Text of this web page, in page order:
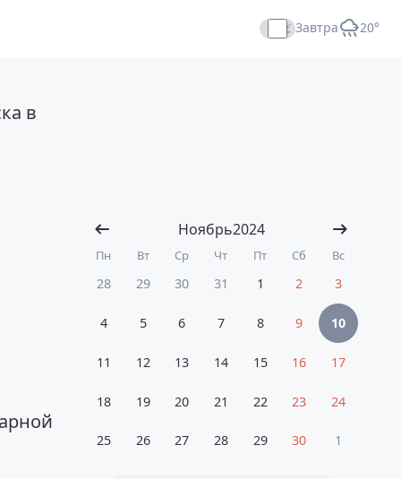
Завтра +20°
в
Ноябрь2024
Пн Вт Ср Чт Пт Сб Вс
28 29 30 31 1 2 3
4 5 6 7 8 9 10
11 12 13 14 15 16 17
18 19 20 21 22 23 24
25 26 27 28 29 30 1